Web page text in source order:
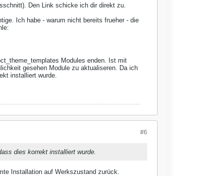
Den Link schicke ich dir direkt zu.
Ich habe - warum nicht bereits frueher - die
Modules enden. Ist mit
gesehen Module zu aktualiseren. Da ich
installiert wurde.
#6
dies korrekt installiert wurde.
Installation auf Werkszustand zurück.